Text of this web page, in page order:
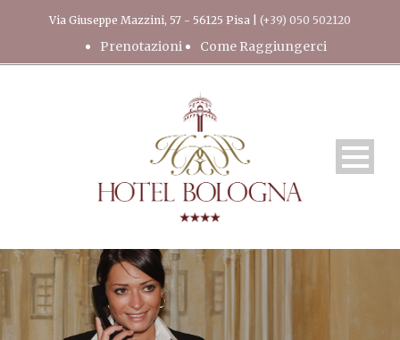
Via Giuseppe Mazzini, 57 - 56125 Pisa | (+39) 050 502120
Prenotazioni Come Raggiungerci